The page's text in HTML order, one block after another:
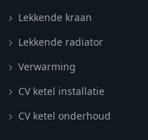
Lekkende kraan
Lekkende radiator
Verwarming
CV ketel installatie
CV ketel onderhoud